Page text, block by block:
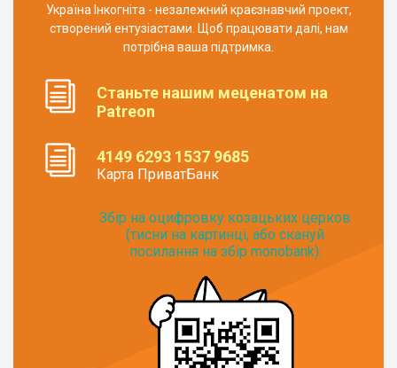
Україна Інкогніта - незалежний краєзнавчий проект,
створений ентузіастами. Щоб працювати далі, нам
потрібна ваша підтримка.
Станьте нашим меценатом на
Patreon
4149 6293 1537 9685
Карта ПриватБанк
Збір на оцифровку козацьких церков
(тисни на картинці, або скануй
посилання на збір monobank):